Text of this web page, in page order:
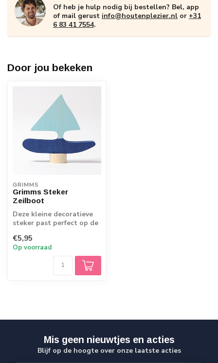
Of heb je hulp nodig bij bestellen? Bel, app
of mail gerust info@houtenplezier.nl or +31
6 83 41 7554.
Door jou bekeken
GRIMMS
Grimms Steker
Zeilboot
Deze kleine decoratieve
steker past perfect op de
ring. Z...
€5,95
Op voorraad
Mis geen nieuwtjes en acties
Blijf op de hoogte over onze laatste acties